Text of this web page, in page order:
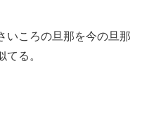
いころの旦那を今の旦那
る。